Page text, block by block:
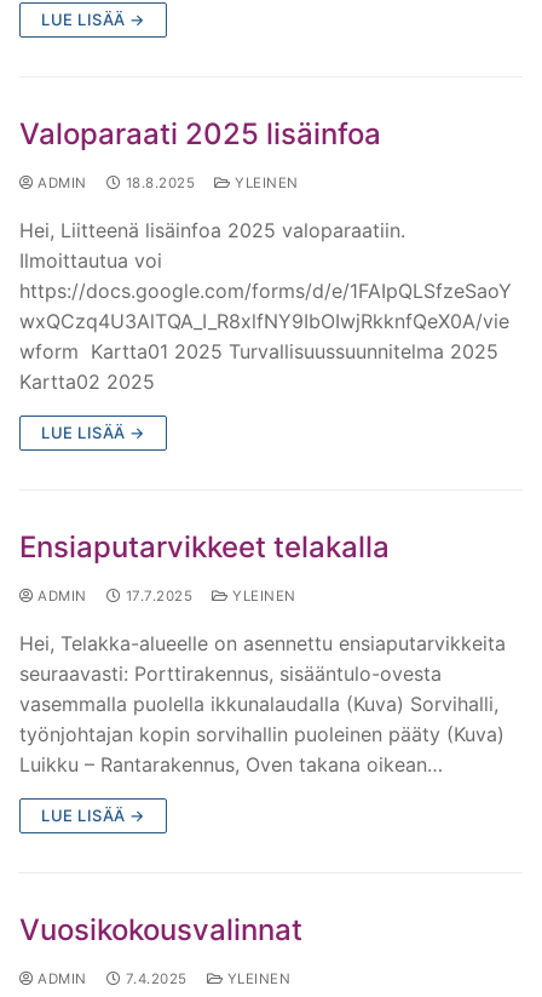
LUE LISÄÄ →
Valoparaati 2025 lisäinfoa
ADMIN 18.8.2025 YLEINEN
Hei, Liitteenä lisäinfoa 2025 valoparaatiin.
Ilmoittautua voi
https://docs.google.com/forms/d/e/1FAIpQLSfzeSaoY
wxQCzq4U3AlTQA_I_R8xlfNY9IbOIwjRkknfQeX0A/vie
wform Kartta01 2025 Turvallisuussuunnitelma 2025
Kartta02 2025
LUE LISÄÄ →
Ensiaputarvikkeet telakalla
ADMIN 17.7.2025 YLEINEN
Hei, Telakka-alueelle on asennettu ensiaputarvikkeita
seuraavasti: Porttirakennus, sisääntulo-ovesta
vasemmalla puolella ikkunalaudalla (Kuva) Sorvihalli,
työnjohtajan kopin sorvihallin puoleinen pääty (Kuva)
Luikku – Rantarakennus, Oven takana oikean…
LUE LISÄÄ →
Vuosikokousvalinnat
ADMIN 7.4.2025 YLEINEN